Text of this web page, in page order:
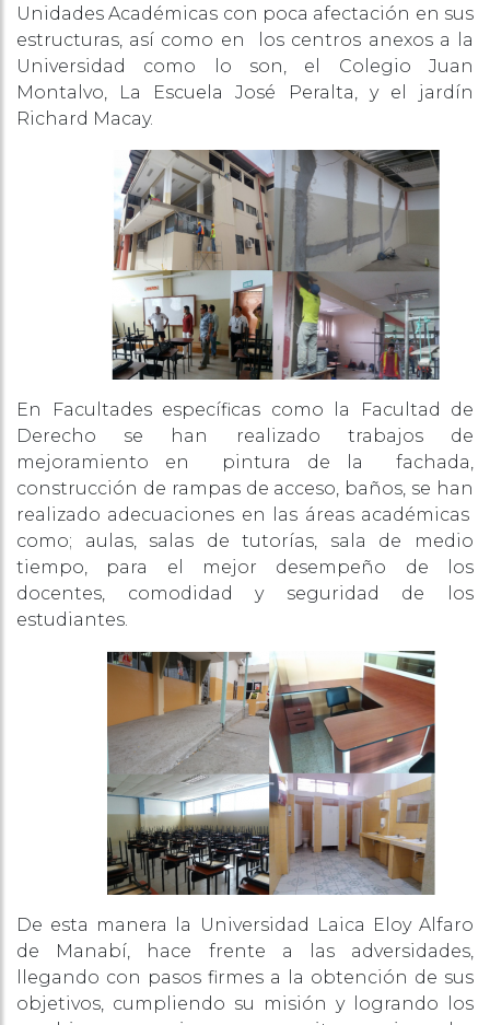
Unidades Académicas con poca afectación en sus
estructuras, así como en los centros anexos a la
Universidad como lo son, el Colegio Juan
Montalvo, La Escuela José Peralta, y el jardín
Richard Macay.
En Facultades específicas como la Facultad de
Derecho se han realizado trabajos de
mejoramiento en pintura de la fachada,
construcción de rampas de acceso, baños, se han
realizado adecuaciones en las áreas académicas
como; aulas, salas de tutorías, sala de medio
tiempo, para el mejor desempeño de los
docentes, comodidad y seguridad de los
estudiantes.
De esta manera la Universidad Laica Eloy Alfaro
de Manabí, hace frente a las adversidades,
llegando con pasos firmes a la obtención de sus
objetivos, cumpliendo su misión y logrando los